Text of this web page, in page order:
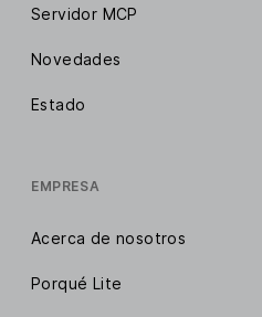
Servidor MCP
Novedades
Estado
EMPRESA
Acerca de nosotros
Porqué Lite